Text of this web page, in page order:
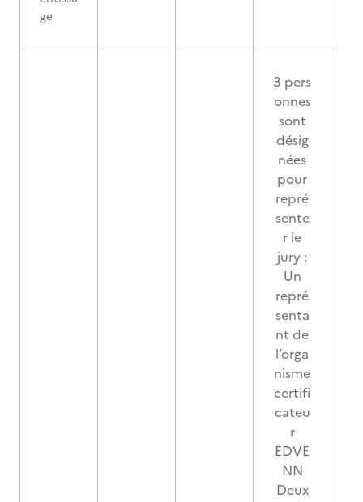
ge
3 pers
onnes
sont
désig
nées
pour
repré
sente
r le
jury :
Un
repré
senta
nt de
l’orga
nisme
certifi
cateu
r
EDVE
NN
Deux